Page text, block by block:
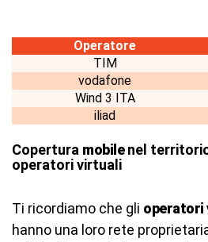
Operatore
TIM
vodafone
Wind 3 ITA
iliad
Copertura mobilenel
operatori virtuali
Ti ricordiamo che gli operatori
hanno una loro rete